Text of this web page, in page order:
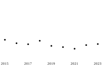
2015 2017 2019 2021 2023